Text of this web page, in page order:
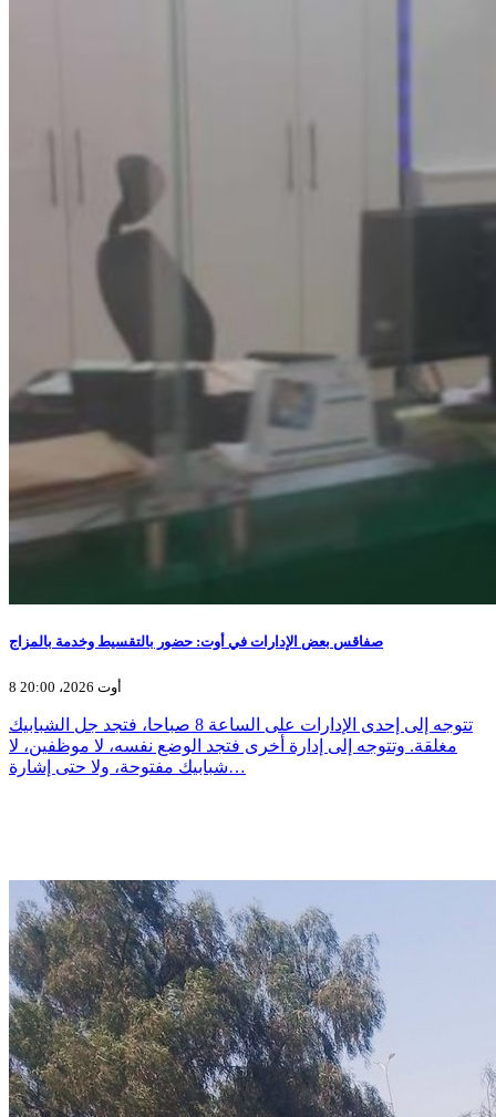
صفاقس بعض الإدارات في أوت: حضور بالتقسيط وخدمة بالمزاج
8 أوت 2026، 20:00
تتوجه إلى إحدى الإدارات على الساعة 8 صباحا، فتجد جل الشبابيك
مغلقة. وتتوجه إلى إدارة أخرى فتجد الوضع نفسه، لا موظفين، لا
شبابيك مفتوحة، ولا حتى إشارة…